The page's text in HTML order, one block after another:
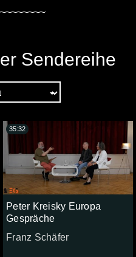
Sendereihe
Peter Kreisky Europa
Gespräche
Franz Schäfer
35:32